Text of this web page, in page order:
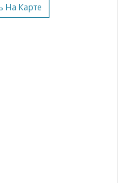
На Карте